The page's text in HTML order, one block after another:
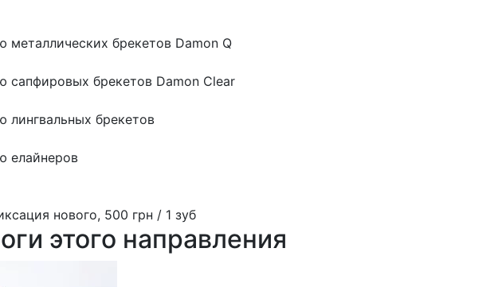
брекетов Damon Q
сапфировых брекетов Damon Clear
брекетов
елайнеров
нового, 500 грн / 1 зуб
этого направления